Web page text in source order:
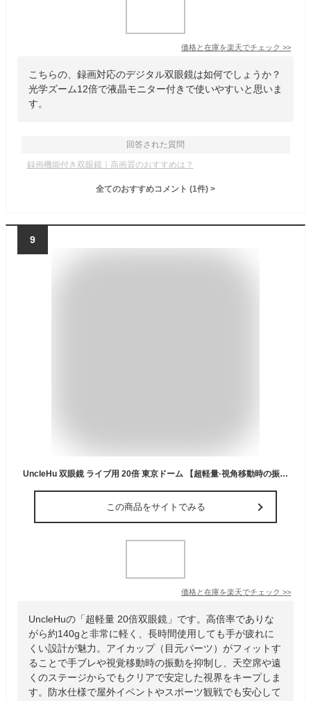
価格と在庫を楽天でチェック >>
こちらの、録画対応のデジタル双眼鏡は如何でしょうか？
光学ズーム12倍で液晶モニター付きで使いやすいと思いま
す。
回答された質問
録画機能付き双眼鏡｜高画質のおすすめは？
全てのおすすめコメント (1件) >
9
UncleHu 双眼鏡 ライブ用 20倍 東京ドーム 【超軽量·視角移動時の振動を防ぐ】 双眼鏡 コンサート オペラグラス 小型 防振 防水 ライブ/オペラ/観劇/スポーツ観戦/登山/旅行/アウトドア/野鳥…
この商品をサイトでみる
価格と在庫を楽天でチェック >>
UncleHuの「超軽量 20倍双眼鏡」です。高倍率でありな
がら約140gと非常に軽く、長時間使用しても手が疲れに
くい設計が魅力。アイカップ（目元パーツ）がフィットす
ることで手ブレや視覚移動時の振動を抑制し、天空席や遠
くのステージからでもクリアで安定した視界をキープしま
す。防水仕様で屋外イベントやスポーツ観戦でも安心して